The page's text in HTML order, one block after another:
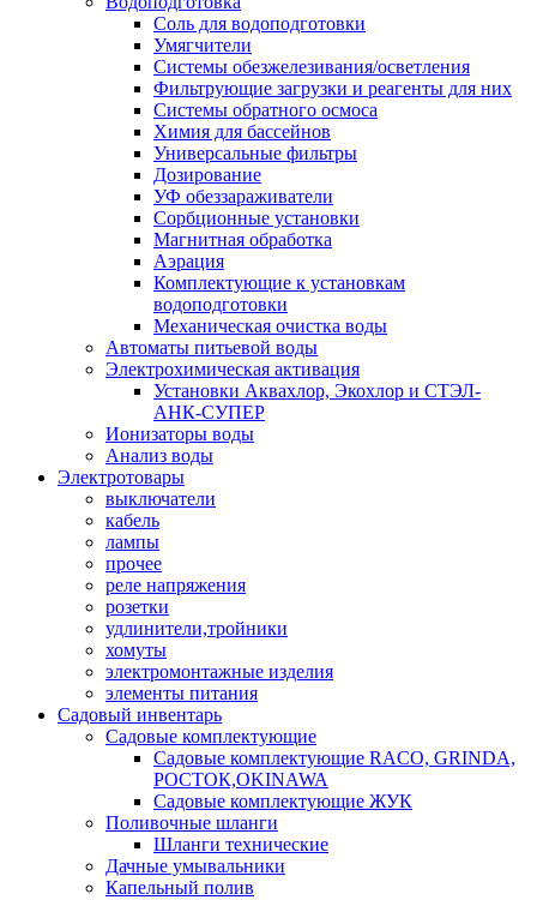
Соль для водоподготовки
Умягчители
Системы обезжелезивания/осветления
Фильтрующие загрузки и реагенты для них
Системы обратного осмоса
Химия для бассейнов
Универсальные фильтры
Дозирование
УФ обеззараживатели
Сорбционные установки
Магнитная обработка
Аэрация
Комплектующие к установкам
водоподготовки
Механическая очистка воды
Автоматы питьевой воды
Электрохимическая активация
Установки Аквахлор, Экохлор и СТЭЛ-
АНК-СУПЕР
Ионизаторы воды
Анализ воды
Электротовары
выключатели
кабель
лампы
прочее
реле напряжения
розетки
удлинители,тройники
хомуты
электромонтажные изделия
элементы питания
Садовый инвентарь
Садовые комплектующие
Садовые комплектующие RACO, GRINDA,
РОСТОК,OKINAWA
Садовые комплектующие ЖУК
Поливочные шланги
Шланги технические
Дачные умывальники
Капельный полив